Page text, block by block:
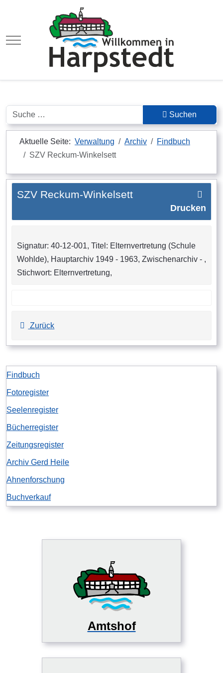
Mobile Menu Toggle
Suchen Suchen
Aktuelle Seite: Verwaltung Archiv
Findbuch
SZV Reckum-Winkelsett
Drucken
SZV Reckum-Winkelsett
Signatur: 40-12-001, Titel: Elternvertretung (Schule
Wohlde), Hauptarchiv 1949 - 1963, Zwischenarchiv - ,
Stichwort: Elternvertretung,
Zurück
Findbuch
Fotoregister
Seelenregister
Bücherregister
Zeitungsregister
Archiv Gerd Heile
Ahnenforschung
Buchverkauf
Amtshof